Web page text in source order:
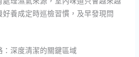
養成定時巡檢習慣，及早發現問
深度清潔的關鍵區域